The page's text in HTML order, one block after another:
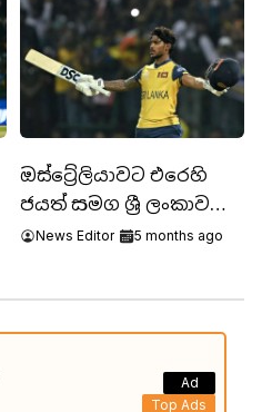
ඔස්ට්‍රේලියාවට එරෙහි
ජයත් සමග ශ්‍රී ලංකාව
සුපිරි අටදෙනාගේ වටයට
News Editor 5 months ago
Top Ads
Ad